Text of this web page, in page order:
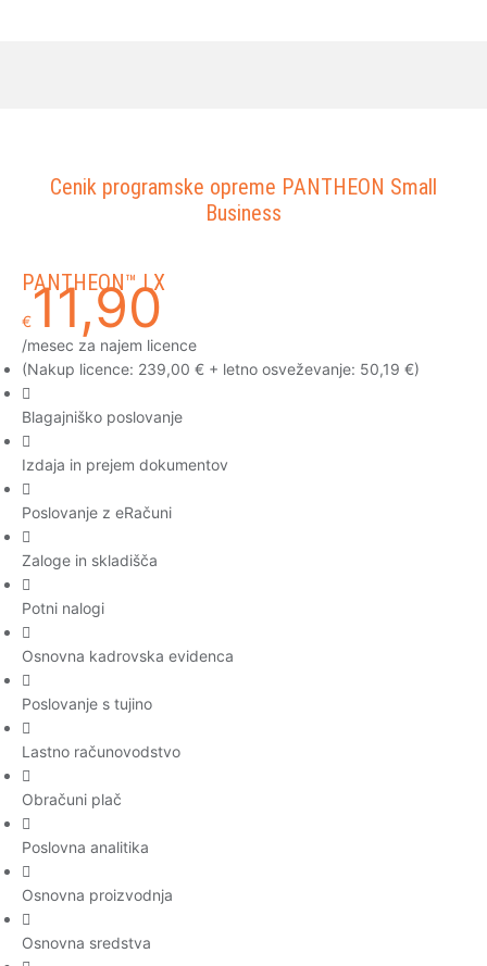
Cenik programske opreme PANTHEON Small
Business
PANTHEON™ LX
€11,90
/mesec za najem licence
(Nakup licence: 239,00 € + letno osveževanje: 50,19 €)
Blagajniško poslovanje
Izdaja in prejem dokumentov
Poslovanje z eRačuni
Zaloge in skladišča
Potni nalogi
Osnovna kadrovska evidenca
Poslovanje s tujino
Lastno računovodstvo
Obračuni plač
Poslovna analitika
Osnovna proizvodnja
Osnovna sredstva